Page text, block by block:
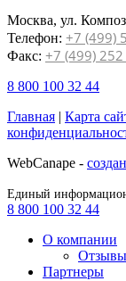
Москва, ул.
Телефон: +7 (499)
Факс: +7 (499)
8 800 100 32 44
Главная | Карта
WebCanape -
Единый
8 800 100 32 44
О компании
Отзывы
Партнеры